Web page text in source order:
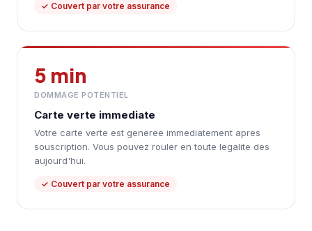
✓ Couvert par votre assurance
5 min
DOMMAGE POTENTIEL
Carte verte immediate
Votre carte verte est generee immediatement apres
souscription. Vous pouvez rouler en toute legalite des
aujourd'hui.
✓ Couvert par votre assurance